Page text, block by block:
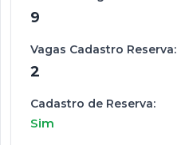
9
Vagas Cadastro Reserva:
2
Cadastro de Reserva:
Sim